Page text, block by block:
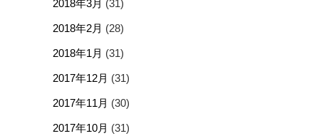
2018年3月 (31)
2018年2月 (28)
2018年1月 (31)
2017年12月 (31)
2017年11月 (30)
2017年10月 (31)